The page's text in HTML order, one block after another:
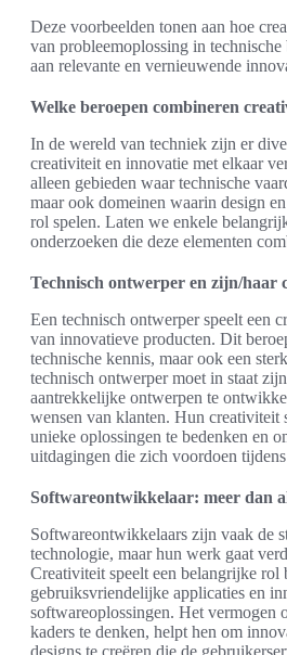
Deze voorbeelden tonen aan hoe
van probleemoplossing in technische
aan relevante en vernieuwende
Welke beroepen combineren
In de wereld van techniek zijn er
creativiteit en innovatie met elkaar
alleen gebieden waar technische
maar ook domeinen waarin design
rol spelen. Laten we enkele
onderzoeken die deze elementen
Technisch ontwerper en zijn/haar
Een technisch ontwerper speelt een
van innovatieve producten. Dit
technische kennis, maar ook een
technisch ontwerper moet in staat
aantrekkelijke ontwerpen te
wensen van klanten. Hun creativiteit
unieke oplossingen te bedenken en
uitdagingen die zich voordoen
Softwareontwikkelaar: meer dan
Softwareontwikkelaars zijn vaak de
technologie, maar hun werk gaat
Creativiteit speelt een belangrijke
gebruiksvriendelijke applicaties en
softwareoplossingen. Het vermogen
kaders te denken, helpt hen om
designs te creëren die de